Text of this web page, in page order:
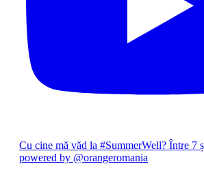
Cu cine mă văd la #SummerWell? Între 7
powered by @orangeromania